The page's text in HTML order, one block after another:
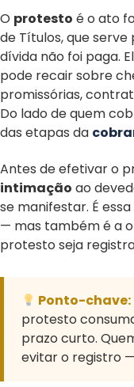
O protesto é o ato
de Títulos, que
dívida não foi paga.
pode recair sobre
promissórias,
Do lado de quem
das etapas da
Antes de efetivar o
intimação ao
se manifestar. É
— mas também é a
protesto seja
Ponto-chave:
protesto
prazo curto.
evitar o registro